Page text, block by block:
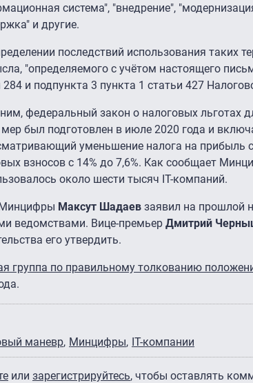
система", "внедрение",
и другие.
последствий использования таких
"определяемого с учётом настоящего
284 и подпункта 3 пункта 1 статьи 427
федеральный закон о налоговых льготах
мер был подготовлен в июле 2020 года и
уменьшение налога на прибыль
взносов с 14% до 7,6%. Как сообщает
около шести тысяч IT-компаний.
Максут Шадаев заявил на прошлой
ведомствами. Вице-премьер Дмитрий
его утвердить.
группа по правильному толкованию
маневр Минцифры IT-компании
или зарегистрируйтесь, чтобы оставлять